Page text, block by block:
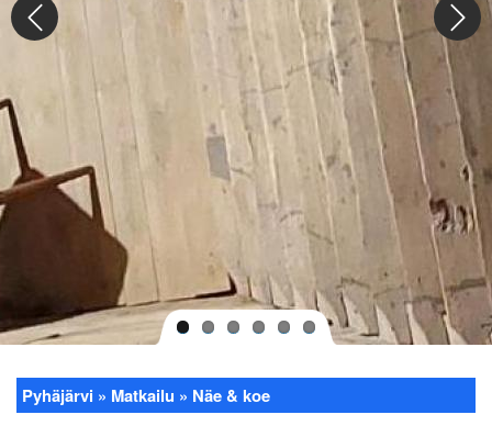
Murupolku
Pyhäjärvi Matkailu Näe & koe